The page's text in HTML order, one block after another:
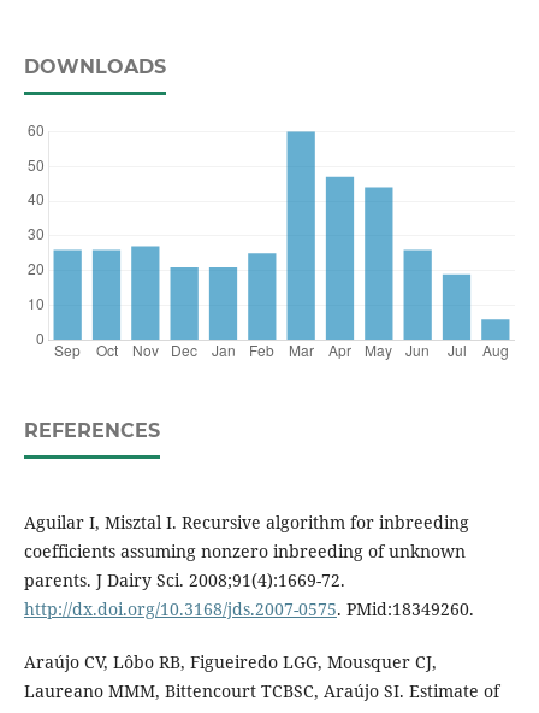
DOWNLOADS
REFERENCES
Aguilar I, Misztal I. Recursive algorithm for inbreeding
coefficients assuming nonzero inbreeding of unknown
parents. J Dairy Sci. 2008;91(4):1669-72.
http://dx.doi.org/10.3168/jds.2007-0575. PMid:18349260.
Araújo CV, Lôbo RB, Figueiredo LGG, Mousquer CJ,
Laureano MMM, Bittencourt TCBSC, Araújo SI. Estimate of